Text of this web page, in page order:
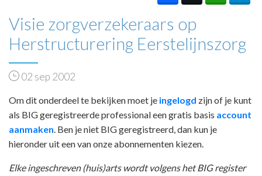
Visie zorgverzekeraars op
Herstructurering Eerstelijnszorg
02 sep 2002
Om dit onderdeel te bekijken moet je ingelogd zijn of je kunt
als BIG geregistreerde professional een gratis basis account
aanmaken. Ben je niet BIG geregistreerd, dan kun je
hieronder uit een van onze abonnementen kiezen.
Elke ingeschreven (huis)arts wordt volgens het BIG register